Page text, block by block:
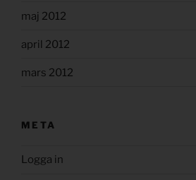
maj 2012
april 2012
mars 2012
META
Logga in